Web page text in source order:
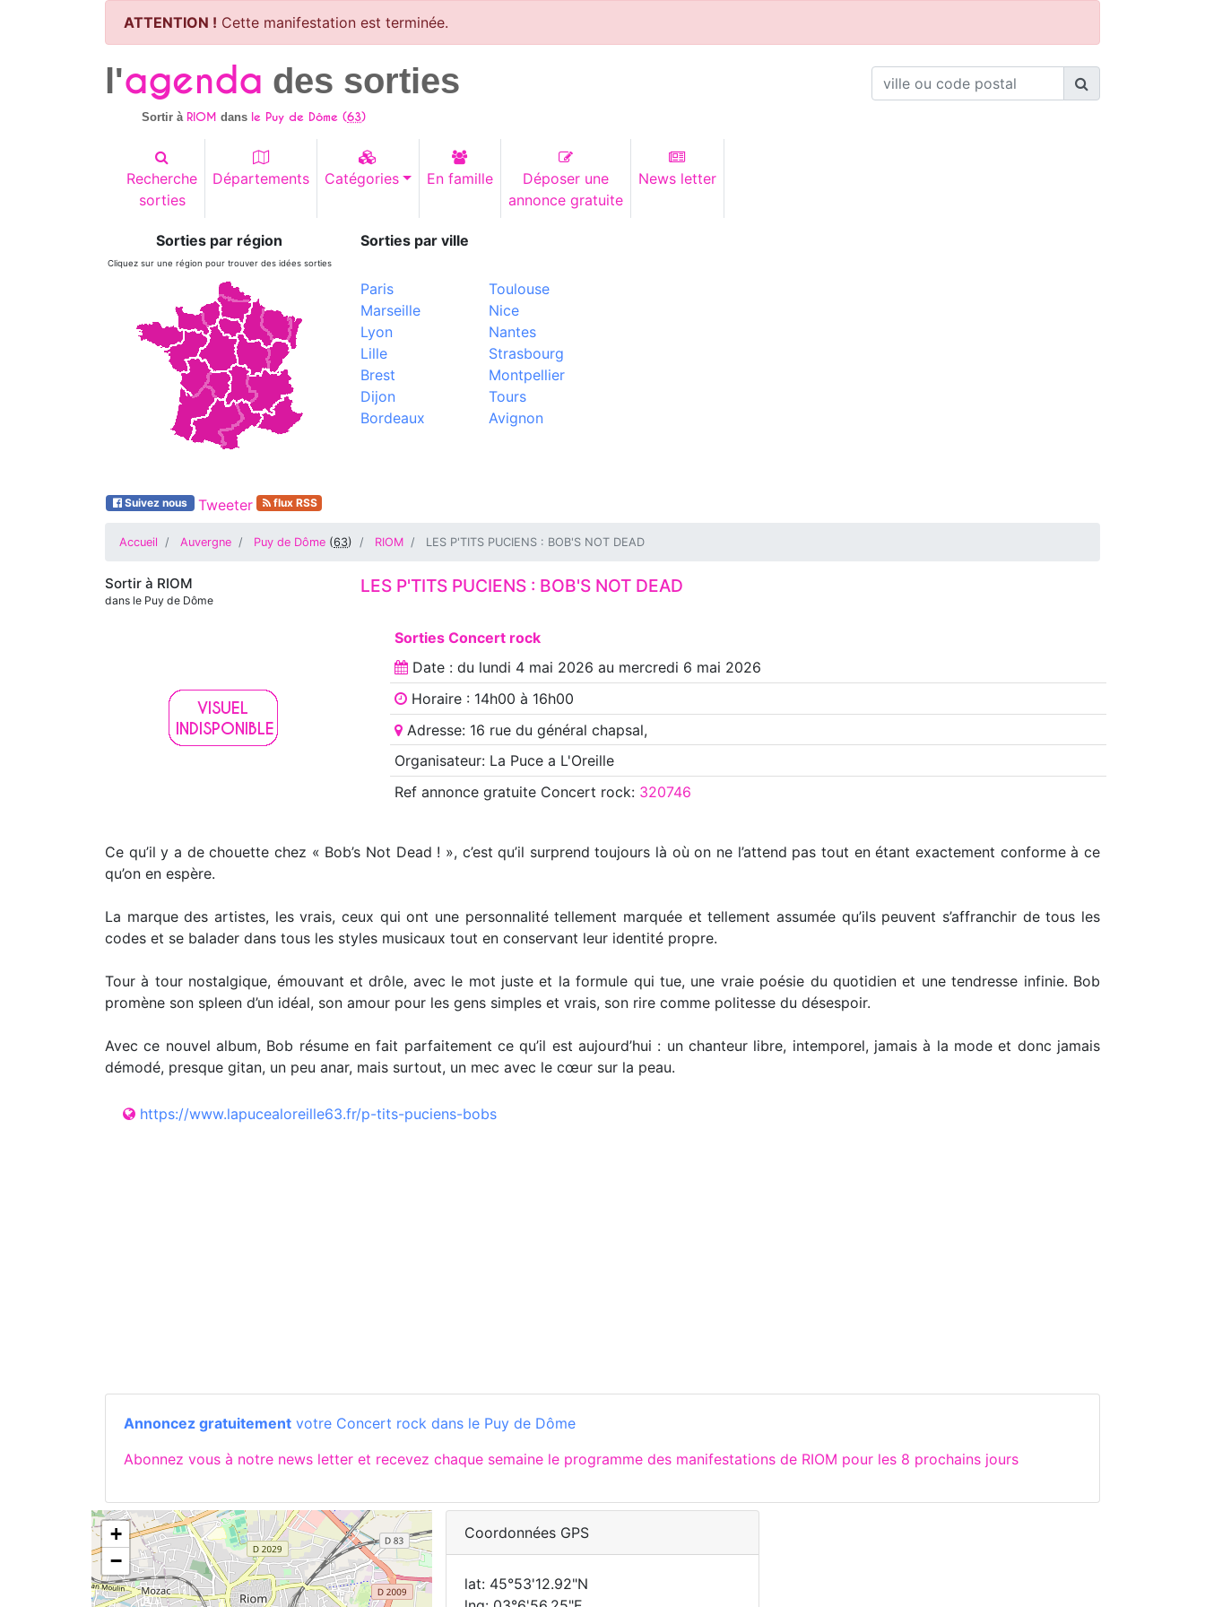
ATTENTION ! Cette manifestation est terminée.
l'agenda des sorties
Sortir à RIOM dans le Puy de Dôme (63)
Recherche
sorties
Départements Catégories En famille
Déposer une
annonce gratuite
News letter
Sorties par région
Cliquez sur une région pour trouver des idées sorties
Sorties par ville
Paris
Marseille
Lyon
Lille
Brest
Dijon
Bordeaux
Toulouse
Nice
Nantes
Strasbourg
Montpellier
Tours
Avignon
Suivez nous Tweeter flux RSS
Accueil Auvergne Puy de Dôme (63) RIOM LES P'TITS PUCIENS : BOB'S NOT DEAD
Sortir à RIOM
dans le Puy de Dôme
LES P'TITS PUCIENS : BOB'S NOT DEAD
Sorties Concert rock
Date : du lundi 4 mai 2026 au mercredi 6 mai 2026
Horaire : 14h00 à 16h00
Adresse: 16 rue du général chapsal,
Organisateur: La Puce a L'Oreille
Ref annoncegratuite Concert rock: 320746
Ce qu’il y a de chouette chez « Bob’s Not Dead ! », c’est qu’il surprend toujours là où on ne l’attend pas tout en étant exactement conforme à ce
qu’on en espère.
La marque des artistes, les vrais, ceux qui ont une personnalité tellement marquée et tellement assumée qu’ils peuvent s’affranchir de tous les
codes et se balader dans tous les styles musicaux tout en conservant leur identité propre.
Tour à tour nostalgique, émouvant et drôle, avec le mot juste et la formule qui tue, une vraie poésie du quotidien et une tendresse infinie. Bob
promène son spleen d’un idéal, son amour pour les gens simples et vrais, son rire comme politesse du désespoir.
Avec ce nouvel album, Bob résume en fait parfaitement ce qu’il est aujourd’hui : un chanteur libre, intemporel, jamais à la mode et donc jamais
démodé, presque gitan, un peu anar, mais surtout, un mec avec le cœur sur la peau.
https://www.lapucealoreille63.fr/p-tits-puciens-bobs
Annoncez gratuitement votre Concert rock dans le Puy de Dôme
Abonnez vous à notre news letter et recevez chaque semaine le programme des manifestations de RIOM pour les 8 prochains jours
+
−
Coordonnées GPS
lat: 45°53'12.92"N